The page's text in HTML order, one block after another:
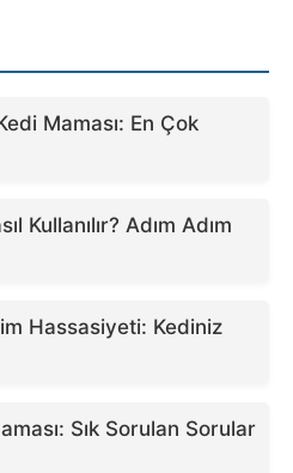
Maması: En Çok
Kullanılır? Adım Adım
Hassasiyeti: Kediniz
Sık Sorulan Sorular